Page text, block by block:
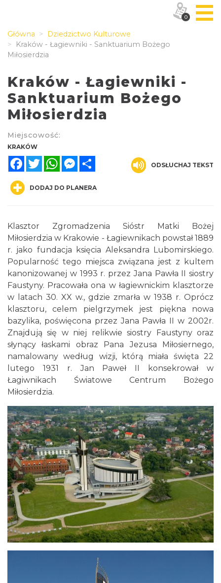
Główna
Dziedzictwo Kulturowe
Kraków - Łagiewniki - Sanktuarium Bożego
Miłosierdzia
Kraków - Łagiewniki -
Sanktuarium Bożego
Miłosierdzia
Miejscowość:
KRAKÓW
FacebookTwitterWhatsAppMessenger
ODSŁUCHAJ TEKST
DODAJ DO PLANERA
Klasztor Zgromadzenia Sióstr Matki Bożej
Miłosierdzia w Krakowie - Łagiewnikach powstał 1889
r. jako fundacja księcia Aleksandra Lubomirskiego.
Popularność tego miejsca związana jest z kultem
kanonizowanej w 1993 r. przez Jana Pawła II siostry
Faustyny. Pracowała ona w łagiewnickim klasztorze
w latach 30. XX w., gdzie zmarła w 1938 r. Oprócz
klasztoru, celem pielgrzymek jest piękna nowa
bazylika, poświęcona przez Jana Pawła II w 2002r.
Znajdują się w niej relikwie siostry Faustyny oraz
słynący łaskami obraz Pana Jezusa Miłosiernego,
namalowany według wizji, którą miała święta 22
lutego 1931 r. Jan Paweł II konsekrował w
Łagiwnikach Światowe Centrum Bożego
Miłosierdzia.
0